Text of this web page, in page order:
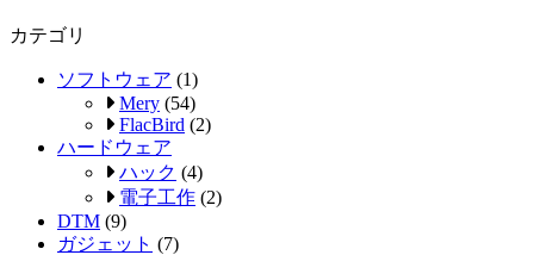
カテゴリ
ソフトウェア (1)
Mery (54)
FlacBird (2)
ハードウェア
ハック (4)
電子工作 (2)
DTM (9)
ガジェット (7)